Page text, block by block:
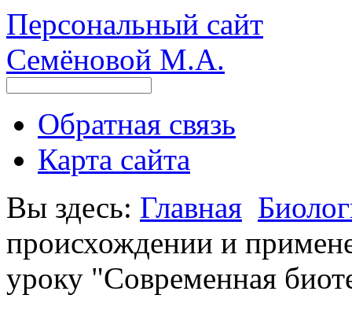
Персональный сайт
Семёновой М.А.
Обратная связь
Карта сайта
Вы здесь: Главная
происхождении и
уроку "Современная